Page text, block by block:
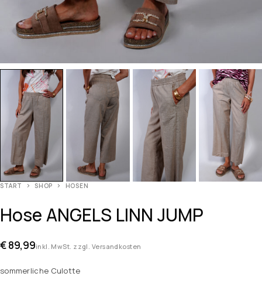
START SHOP HOSEN
Hose ANGELS LINN JUMP
€89,99inkl. MwSt. zzgl. Versandkosten
sommerliche Culotte